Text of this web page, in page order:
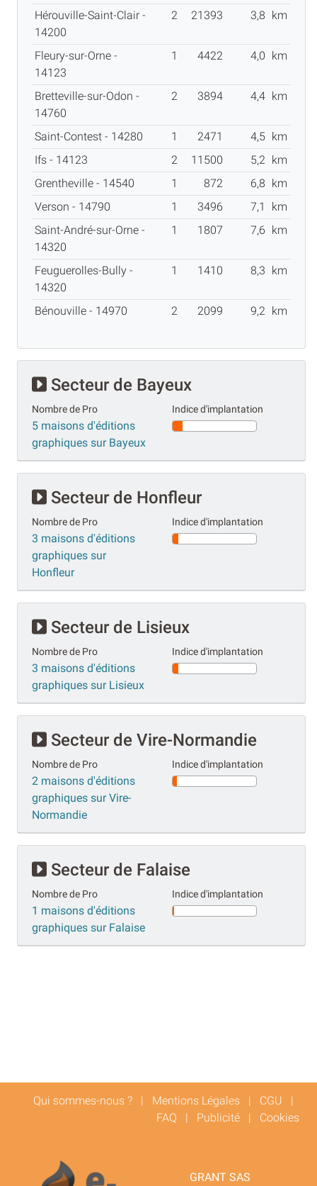
Hérouville-Saint-Clair -
14200
2 21393 3,8 km
Fleury-sur-Orne -
14123
1 4422 4,0 km
Bretteville-sur-Odon -
14760
2 3894 4,4 km
Saint-Contest - 14280 1 2471 4,5 km
Ifs - 14123
2 11500 5,2 km
Grentheville - 14540
1 872 6,8
km
Verson - 14790
1 3496 7,1
km
Saint-André-sur-Orne -
14320
1 1807 7,6 km
Feuguerolles-Bully -
14320
1 1410 8,3 km
Bénouville - 14970 2 2099 9,2 km
Secteur de Bayeux
Nombre de Pro
5 maisons d'éditions
graphiques sur Bayeux
Indice d'implantation
Secteur de Honfleur
Nombre de Pro
3 maisons d'éditions
graphiques sur
Honfleur
Indice d'implantation
Secteur de Lisieux
Nombre de Pro
3 maisons d'éditions
graphiques sur Lisieux
Indice d'implantation
Secteur de Vire-Normandie
Nombre de Pro
2 maisons d'éditions
graphiques sur Vire-
Normandie
Indice d'implantation
Secteur de Falaise
Nombre de Pro
1 maisons d'éditions
graphiques sur Falaise
Indice d'implantation
Qui sommes-nous ? | Mentions Légales | CGU |
FAQ | Publicité | Cookies
GRANT SAS